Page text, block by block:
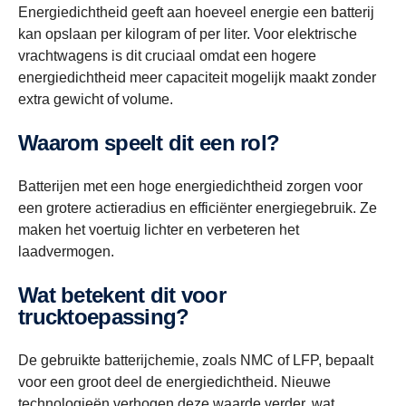
Energiedichtheid geeft aan hoeveel energie een batterij
kan opslaan per kilogram of per liter. Voor elektrische
vrachtwagens is dit cruciaal omdat een hogere
energiedichtheid meer capaciteit mogelijk maakt zonder
extra gewicht of volume.
Waarom speelt dit een rol?
Batterijen met een hoge energiedichtheid zorgen voor
een grotere actieradius en efficiënter energiegebruik. Ze
maken het voertuig lichter en verbeteren het
laadvermogen.
Wat betekent dit voor
trucktoepassing?
De gebruikte batterijchemie, zoals NMC of LFP, bepaalt
voor een groot deel de energiedichtheid. Nieuwe